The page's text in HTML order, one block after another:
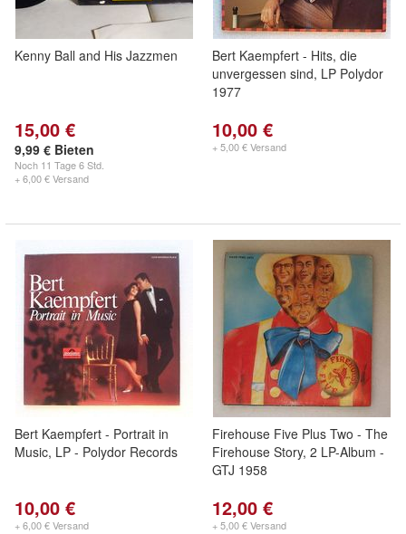
Kenny Ball and His Jazzmen
15,00 €
9,99 € Bieten
Noch 11 Tage 6 Std.
+ 6,00 € Versand
Bert Kaempfert - Hits, die
unvergessen sind, LP Polydor
1977
10,00 €
+ 5,00 € Versand
Bert Kaempfert - Portrait in
Music, LP - Polydor Records
10,00 €
+ 6,00 € Versand
Firehouse Five Plus Two - The
Firehouse Story, 2 LP-Album -
GTJ 1958
12,00 €
+ 5,00 € Versand